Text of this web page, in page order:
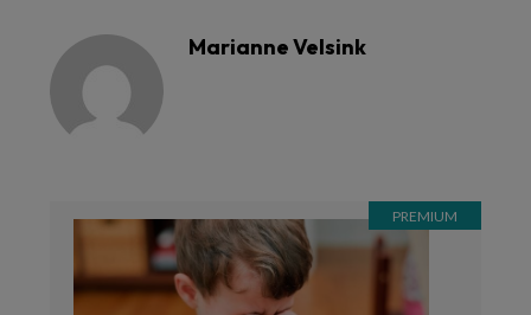
Marianne Velsink